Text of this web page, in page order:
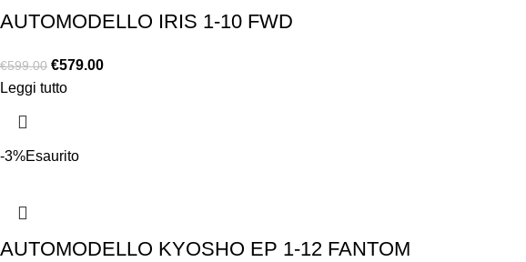
AUTOMODELLO IRIS 1-10 FWD
€599.00 €579.00
Leggi tutto
-3%Esaurito
AUTOMODELLO KYOSHO EP 1-12 FANTOM